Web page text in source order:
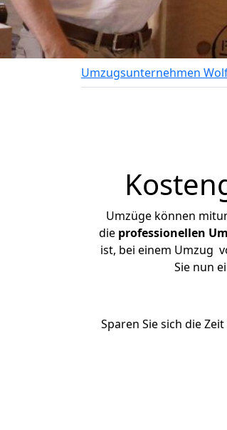
Umzugsunternehmen
Umzüge können
die professionellen
ist, bei einem Umzug
Sie nun
Sparen Sie sich die